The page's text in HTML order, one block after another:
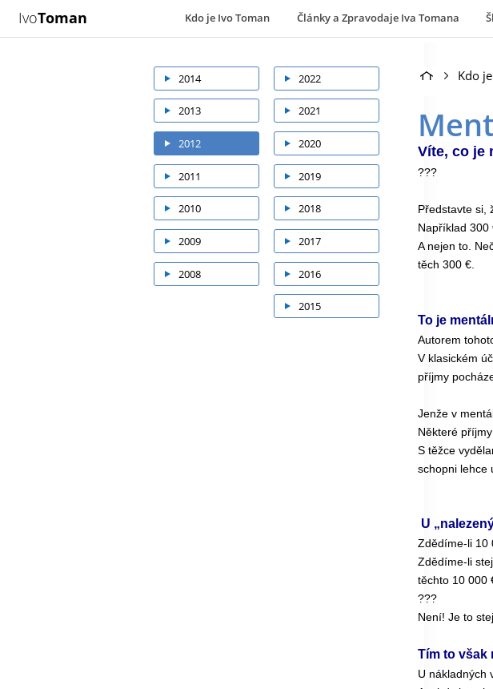
IvoToman Kdo je Ivo Toman Články a Zpravodaje Iva Tomana
2022
2021
2020
2019
2018
2017
2016
2015
2014
2013
2012
2011
2010
2009
2008
Kdo
Víte, co je
???
Představte si,
Například 300
A nejen to.
těch 300 €.
To je
Autorem
V klasickém
příjmy
Jenže v
Některé
S těžce
schopni lehce
U
Zdědíme-li 10
Zdědíme-li
těchto 10 000
???
Není! Je to
Tím to však
U nákladných